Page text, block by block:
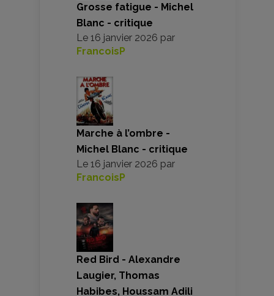
Grosse fatigue - Michel
Blanc - critique
Le 16 janvier 2026 par
FrancoisP
Marche à l’ombre -
Michel Blanc - critique
Le 16 janvier 2026 par
FrancoisP
Red Bird - Alexandre
Laugier, Thomas
Habibes, Houssam Adili